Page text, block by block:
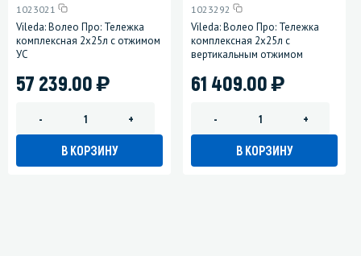
1023021
Vileda: Волео Про: Тележка
комплексная 2х25л с отжимом
УС
57 239.00)
- +
В КОРЗИНУ
1023292
Vileda: Волео Про: Тележка
комплексная 2х25л с
вертикальным отжимом
61 409.00)
- +
В КОРЗИНУ